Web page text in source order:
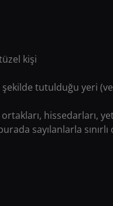
kişi
tutulduğu yeri
hissedarları,
sayılanlarla